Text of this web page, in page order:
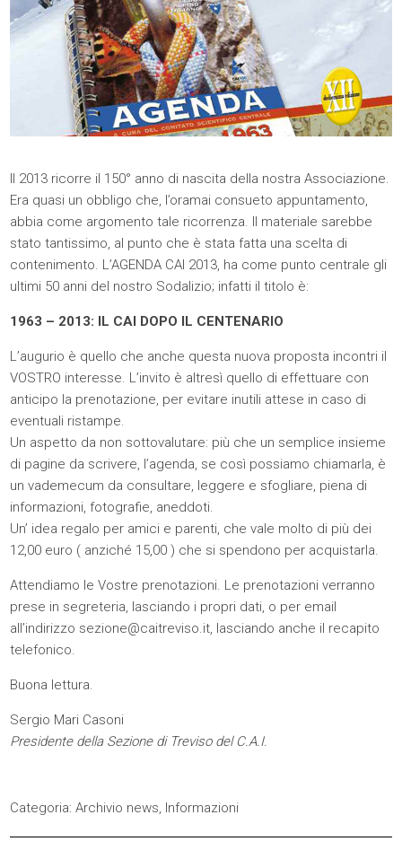
Il 2013 ricorre il 150° anno di nascita della nostra Associazione.
Era quasi un obbligo che, l’oramai consueto appuntamento,
abbia come argomento tale ricorrenza. Il materiale sarebbe
stato tantissimo, al punto che è stata fatta una scelta di
contenimento. L’AGENDA CAI 2013, ha come punto centrale gli
ultimi 50 anni del nostro Sodalizio; infatti il titolo è:
1963 – 2013: IL CAI DOPO IL CENTENARIO
L’augurio è quello che anche questa nuova proposta incontri il
VOSTRO interesse. L’invito è altresì quello di effettuare con
anticipo la prenotazione, per evitare inutili attese in caso di
eventuali ristampe.
Un aspetto da non sottovalutare: più che un semplice insieme
di pagine da scrivere, l’agenda, se così possiamo chiamarla, è
un vademecum da consultare, leggere e sfogliare, piena di
informazioni, fotografie, aneddoti.
Un’ idea regalo per amici e parenti, che vale molto di più dei
12,00 euro ( anziché 15,00 ) che si spendono per acquistarla.
Attendiamo le Vostre prenotazioni. Le prenotazioni verranno
prese in segreteria, lasciando i propri dati, o per email
all’indirizzo sezione@caitreviso.it, lasciando anche il recapito
telefonico.
Buona lettura.
Sergio Mari Casoni
Presidente della Sezione di Treviso del C.A.I.
Categoria:Archivio news, Informazioni